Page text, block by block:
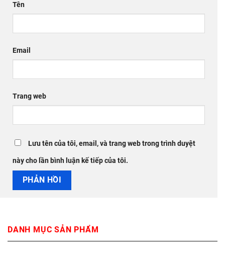
DANH MỤC SẢN PHẨM
Tên
Email
Trang web
Lưu tên của tôi, email, và trang web trong trình duyệt
này cho lần bình luận kế tiếp của tôi.